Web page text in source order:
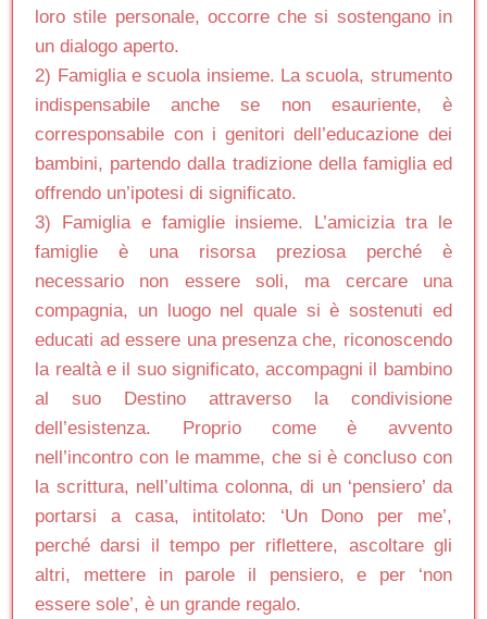
loro stile personale, occorre che si sostengano in
un dialogo aperto.
2) Famiglia e scuola insieme. La scuola, strumento
indispensabile anche se non esauriente, è
corresponsabile con i genitori dell’educazione dei
bambini, partendo dalla tradizione della famiglia ed
offrendo un’ipotesi di significato.
3) Famiglia e famiglie insieme. L’amicizia tra le
famiglie è una risorsa preziosa perché è
necessario non essere soli, ma cercare una
compagnia, un luogo nel quale si è sostenuti ed
educati ad essere una presenza che, riconoscendo
la realtà e il suo significato, accompagni il bambino
al suo Destino attraverso la condivisione
dell’esistenza. Proprio come è avvento
nell’incontro con le mamme, che si è concluso con
la scrittura, nell’ultima colonna, di un ‘pensiero’ da
portarsi a casa, intitolato: ‘Un Dono per me’,
perché darsi il tempo per riflettere, ascoltare gli
altri, mettere in parole il pensiero, e per ‘non
essere sole’, è un grande regalo.